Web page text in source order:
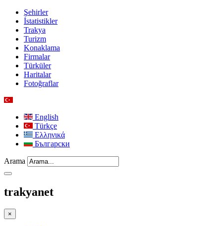
Şehirler
İstatistikler
Trakya
Turizm
Konaklama
Firmalar
Türküler
Haritalar
Fotoğraflar
English
Türkçe
Ελληνικά
Български
Arama
trakyanet
×